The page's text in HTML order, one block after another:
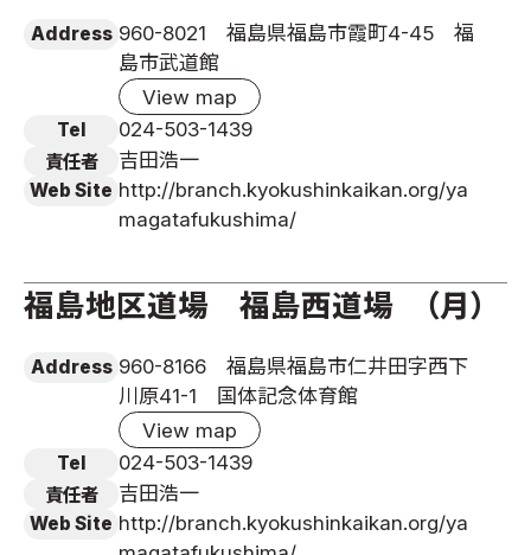
Address 960-8021 福島県福島市霞町4-45 福
島市武道館
View map
Tel 024-503-1439
責任者 吉田浩一
Web Site http://branch.kyokushinkaikan.org/ya
magatafukushima/
福島地区道場 福島西道場 （月）
Address 960-8166 福島県福島市仁井田字西下
川原41-1 国体記念体育館
View map
Tel 024-503-1439
責任者 吉田浩一
Web Site http://branch.kyokushinkaikan.org/ya